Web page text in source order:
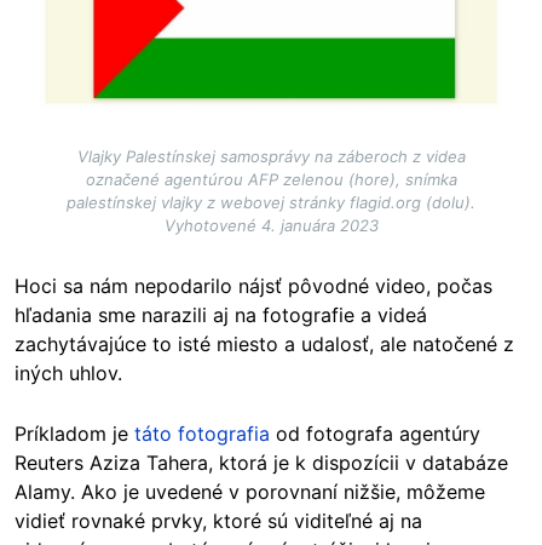
Vlajky Palestínskej samosprávy na záberoch z videa
označené agentúrou AFP zelenou (hore), snímka
palestínskej vlajky z webovej stránky flagid.org (dolu).
Vyhotovené 4. januára 2023
Hoci sa nám nepodarilo nájsť pôvodné video, počas
hľadania sme narazili aj na fotografie a videá
zachytávajúce to isté miesto a udalosť, ale natočené z
iných uhlov.
Príkladom je táto fotografia od fotografa agentúry
Reuters Aziza Tahera, ktorá je k dispozícii v databáze
Alamy. Ako je uvedené v porovnaní nižšie, môžeme
vidieť rovnaké prvky, ktoré sú viditeľné aj na